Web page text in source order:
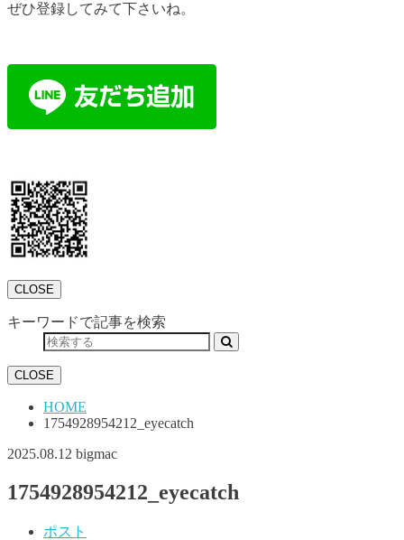
ぜひ登録してみて下さいね。
CLOSE
キーワードで記事を検索
CLOSE
HOME
1754928954212_eyecatch
2025.08.12 bigmac
1754928954212_eyecatch
ポスト